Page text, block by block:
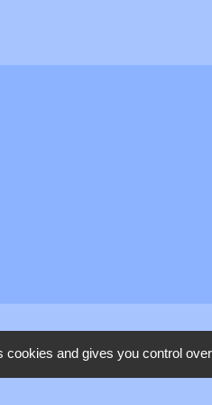
Mentions
cookies and gives you control